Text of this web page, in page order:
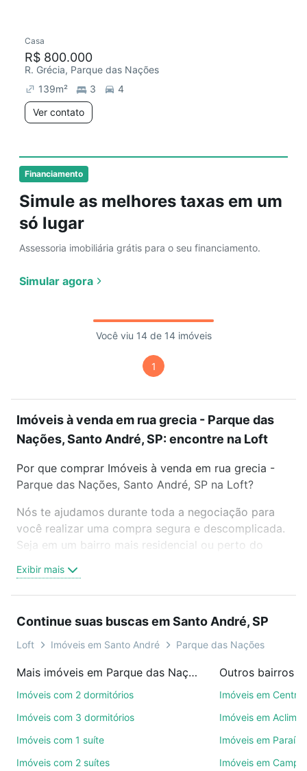
Financiamento
Simule as melhores taxas em um
só lugar
Assessoria imobiliária grátis para o seu financiamento.
Simular agora
Casa
R$ 800.000
R. Grécia, Parque das Nações
139m² 3
4
Ver contato
Você viu 14 de 14 imóveis
1
Imóveis à venda em rua grecia - Parque das
Nações, Santo André, SP: encontre na Loft
Por que comprar Imóveis à venda em rua grecia -
Parque das Nações, Santo André, SP na Loft?
Nós te ajudamos durante toda a negociação para
você realizar uma compra segura e descomplicada.
Seja em um bairro mais residencial ou perto do
oferta ideal de Imóveis à venda em rua grecia -
Parque das Nações, Santo André, SP para
ou por videochamada, é grátis, sem compromisso e
você ainda conta com mais de 46 mil corretores e
de imóveis.
ruas, bairros e até condomínios favoritos. Você
também pode usar os filtros como quantidade de
Exibir mais
Continue suas buscas em Santo André, SP
Loft Imóveis em Santo André Parque das Nações
Mais imóveis em Parque das Nações
Imóveis com 2 dormitórios
Imóveis com 3 dormitórios
Imóveis com 1 suíte
Imóveis com 2 suítes
Imóveis em Centro
Imóveis em
Imóveis em Paraíso
Imóveis em